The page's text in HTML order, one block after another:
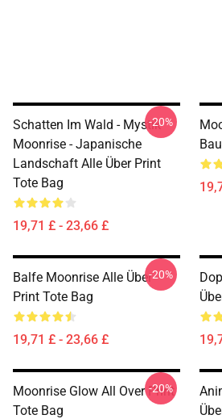
Schatten Im Wald - Mystik
Moonrise - Japanische
Landschaft Alle Über Print
Tote Bag
19,71 £ - 23,66 £
-20%
Balfe Moonrise Alle Über
Print Tote Bag
19,71 £ - 23,66 £
-20%
Moonrise Glow All Over Print
Tote Bag
-20%